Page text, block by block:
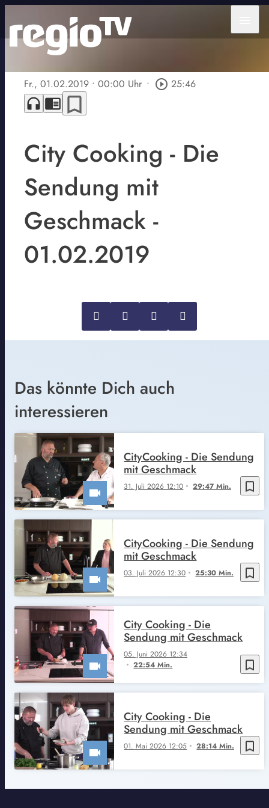
Fr., 01.02.2019 • 00:00 Uhr • play_circle_outline 25:46
headphones chrome_reader_mode bookmark_border
City Cooking - Die
Sendung mit
Geschmack -
01.02.2019
Das könnte Dich auch
interessieren
bookmark_border
31. Juli 2026 12:10 29:47 Min.
CityCooking - Die Sendung
mit Geschmack
bookmark_border
03. Juli 2026 12:30 25:30 Min.
CityCooking - Die Sendung
mit Geschmack
bookmark_border
05. Juni 2026 12:34
22:54 Min.
City Cooking - Die
Sendung mit Geschmack
bookmark_border
01. Mai 2026 12:05 28:14 Min.
City Cooking - Die
Sendung mit Geschmack